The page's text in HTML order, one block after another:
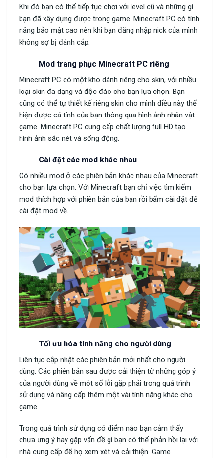
Khi đó bạn có thể tiếp tục chơi với level cũ và những gì
bạn đã xây dựng được trong game. Minecraft PC có tính
năng bảo mật cao nên khi bạn đăng nhập nick của mình
không sợ bị đánh cắp.
Mod trang phục Minecraft PC riêng
Minecraft PC có một kho dành riêng cho skin, với nhiều
loại skin đa dạng và độc đáo cho bạn lựa chọn. Bạn
cũng có thể tự thiết kế riêng skin cho mình điều này thể
hiện được cá tính của bạn thông qua hình ảnh nhân vật
game. Minecraft PC cung cấp chất lượng full HD tạo
hình ảnh sắc nét và sống động.
Cài đặt các mod khác nhau
Có nhiều mod ở các phiên bản khác nhau của Minecraft
cho bạn lựa chọn. Với Minecraft bạn chỉ việc tìm kiếm
mod thích hợp với phiên bản của bạn rồi bấm cài đặt để
cài đặt mod về.
Tối ưu hóa tính năng cho người dùng
Liên tục cập nhật các phiên bản mới nhất cho người
dùng. Các phiên bản sau được cải thiện từ những góp ý
của người dùng về một số lỗi gặp phải trong quá trình
sử dụng và nâng cấp thêm một vài tính năng khác cho
game.
Trong quá trình sử dụng có điểm nào bạn cảm thấy
chưa ưng ý hay gặp vấn đề gì bạn có thể phản hồi lại với
nhà cung cấp để họ xem xét và cải thiện. Game